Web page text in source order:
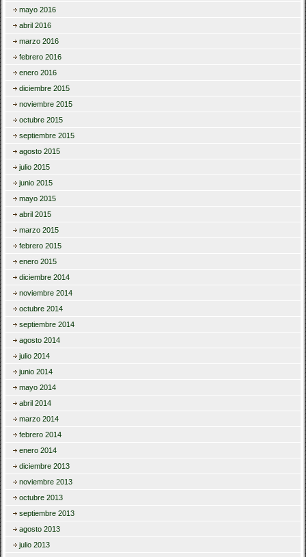
mayo 2016
abril 2016
marzo 2016
febrero 2016
enero 2016
diciembre 2015
noviembre 2015
octubre 2015
septiembre 2015
agosto 2015
julio 2015
junio 2015
mayo 2015
abril 2015
marzo 2015
febrero 2015
enero 2015
diciembre 2014
noviembre 2014
octubre 2014
septiembre 2014
agosto 2014
julio 2014
junio 2014
mayo 2014
abril 2014
marzo 2014
febrero 2014
enero 2014
diciembre 2013
noviembre 2013
octubre 2013
septiembre 2013
agosto 2013
julio 2013